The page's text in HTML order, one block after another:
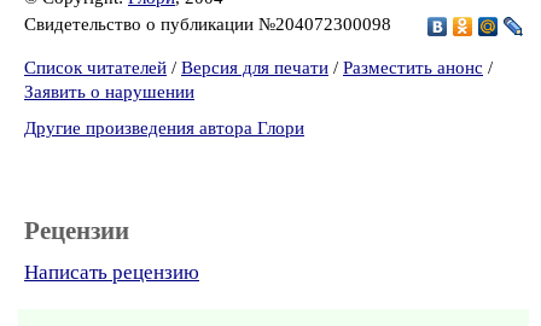
Свидетельство о публикации №204072300098
Список читателей / Версия для печати / Разместить анонс /
Заявить о нарушении
Другие произведения автора Глори
Рецензии
Написать рецензию